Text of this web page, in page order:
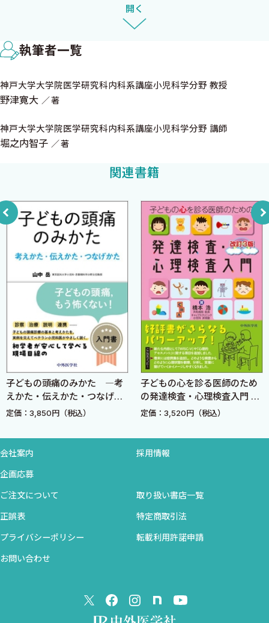
このように、心から楽しみながら執筆した一冊が完成しまし
た。中外医学社からの校正原稿を確認した際には、身震いするほ
を持っております。ぜひお手に取ってご覧いただければ嬉しいで
す。また、本書がご好評いただけました際には、次回は私の同じ
考えておりますので、楽しみにしていてください。
最後に、この素晴らしい企画をご依頼いただき、その後もサポー
校正を行ってくださった中村様、その他、同社の関係者の皆様に
2025年5月
神戸大学大学院医学研究科内科系講座小児科学分野 教授
野津寛大
緩下薬常用の副作用 偽性ギッテルマン症候群に関して
5． 腸管上皮細胞における輸送体の異常と輸送体をターゲットとし
た薬剤
遺伝子異常により発症する病態
B 体から出ていく水（主に腎臓の話）
1．排尿〜糸球体、尿細管における水の流れ〜
糸球体内における血液の流れ
糸球体で濾し出された後の原尿の流れ
アセタゾラミド
フロセミド
サイアザイド
スピロノラクトン
トルバプタン
3． 不感蒸泄
不感蒸泄こぼれ話
C 体内における水の分布
1．細胞内液と細胞外液
2．細胞膜の構造と水の移動
3．毛細血管の血管壁の構造
4．浮腫の発症機序
6．輸液製剤の特徴と考え方
II実践編 治療による水の流れを知る
A 経口補液療法（ORT）
1．ORS開発の経緯
3．脱水症とその評価方法
4．適応と方法
6．OS-1®はなぜWHO推奨の組成とは異なるのか？
7．ORSにクエン酸を入れる意味は？
開く
執筆者一覧
神戸大学大学院医学研究科内科系講座小児科学分野 教授
野津寛大 著
神戸大学大学院医学研究科内科系講座小児科学分野 講師
堀之内智子 著
関連書籍
子どもの頭痛のみかた ―考
えかた・伝えかた・つなげか
た―
定価：3,850円（税込）
子どもの心を診る医師のため
の発達検査・心理検査入門 改
訂3版
定価：3,520円（税込）
会社案内 採用情報
企画応募
ご注文について 取り扱い書店一覧
正誤表 特定商取引法
プライバシーポリシー 転載利用許諾申請
お問い合わせ